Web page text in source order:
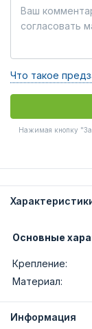
Что такое
Нажимая кнопку
Основные
Крепление:
Материал:
Информация